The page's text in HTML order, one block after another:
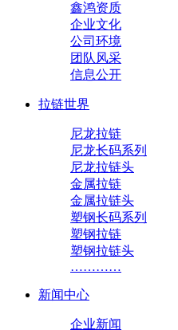
鑫鸿资质
企业文化
公司环境
团队风采
信息公开
拉链世界
尼龙拉链
尼龙长码系列
尼龙拉链头
金属拉链
金属拉链头
塑钢长码系列
塑钢拉链
塑钢拉链头
…………
新闻中心
企业新闻